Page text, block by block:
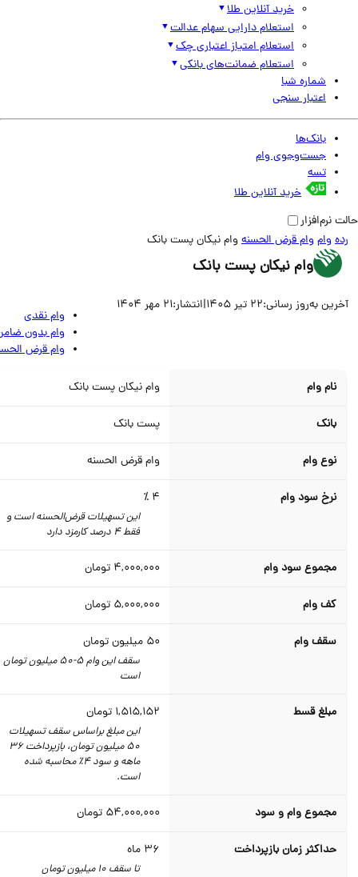
خرید آنلاین طلا
استعلام دارایی سهام عدالت
استعلام امتیاز اعتباری چک
استعلام ضمانت‌های بانکی
شماره شبا
اعتبار سنجی
بانک‌ها
جست‌وجوی وام
تسه
خرید آنلاین طلا
وام وام قرض الحسنهوام نیکان پست بانک
وام نیکان پست بانک
به‌روز رسانی:22 تیر 1405 |انتشار:21 مهر 1404
وام نقدی
وام بدون ضامن
وام قرض الحسنه
نام وام وام نیکان پست بانک
بانک پست بانک
نوع وام وام قرض الحسنه
نرخ سود وام
این تسهیلات قرض‌الحسنه است و
فقط 4 درصد کارمزد دارد
مجموع سود وام 4,000,000 تومان
کف وام 5,000,000 تومان
سقف وام میلیون تومان
سقف این وام 5-50 میلیون تومان
است
مبلغ قسط 1,515,152تومان
این مبلغ براساس سقف تسهیلات
50 میلیون تومان، بازپرداخت 36
ماهه و سود 4٪‌ محاسبه شده
است.
مجموع وام و سود 54,000,000 تومان
حداکثر زمان بازپرداخت ماه
تا سقف 10 میلیون تومان